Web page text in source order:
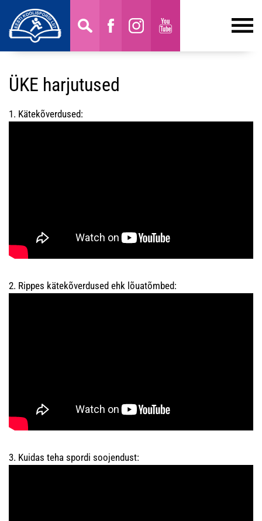
ÜKE harjutused
1. Kätekõverdused:
2. Rippes kätekõverdused ehk lõuatõmbed:
3. Kuidas teha spordi soojendust: